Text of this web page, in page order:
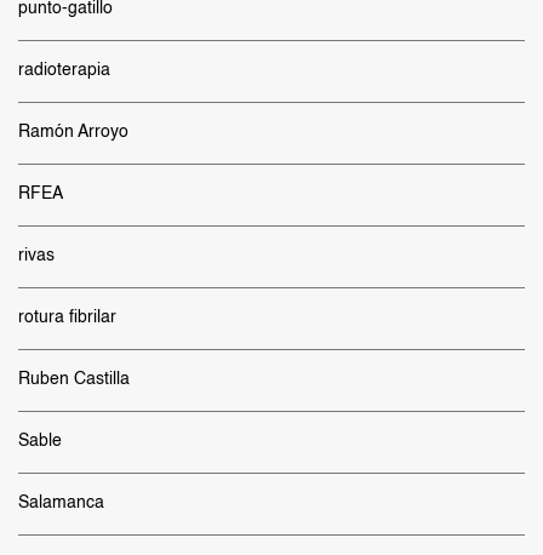
punto-gatillo
radioterapia
Ramón Arroyo
RFEA
rivas
rotura fibrilar
Ruben Castilla
Sable
Salamanca